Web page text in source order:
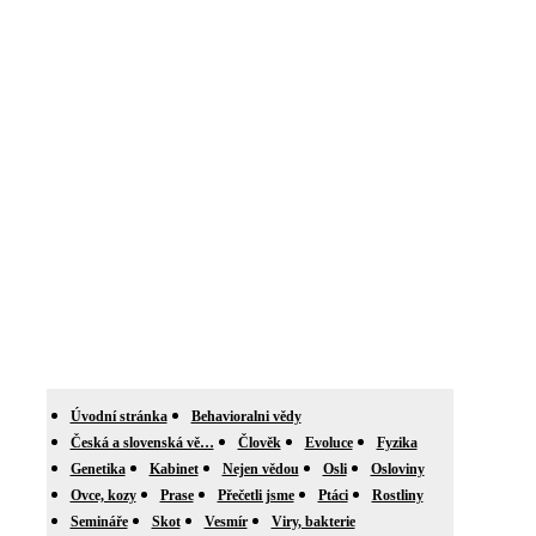
Úvodní stránka
Behavioralni vědy
Česká a slovenská vě…
Člověk Evoluce
Fyzika
Genetika
Kabinet Nejen vědou Osli
Osloviny
Ovce, kozy
Prase Přečetli jsme Ptáci
Rostliny
Semináře
Skot Vesmír
Viry, bakterie